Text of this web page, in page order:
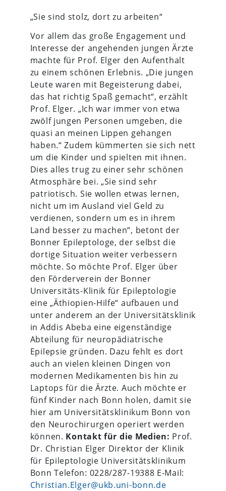
„Sie sind stolz, dort zu arbeiten“
Vor allem das große Engagement und
Interesse der angehenden jungen Ärzte
machte für Prof. Elger den Aufenthalt
zu einem schönen Erlebnis. „Die jungen
Leute waren mit Begeisterung dabei,
das hat richtig Spaß gemacht“, erzählt
Prof. Elger. „Ich war immer von etwa
zwölf jungen Personen umgeben, die
quasi an meinen Lippen gehangen
haben.“ Zudem kümmerten sie sich nett
um die Kinder und spielten mit ihnen.
Dies alles trug zu einer sehr schönen
Atmosphäre bei. „Sie sind sehr
patriotisch. Sie wollen etwas lernen,
nicht um im Ausland viel Geld zu
verdienen, sondern um es in ihrem
Land besser zu machen“, betont der
Bonner Epileptologe, der selbst die
dortige Situation weiter verbessern
möchte. So möchte Prof. Elger über
den Förderverein der Bonner
Universitäts-Klinik für Epileptologie
eine „Äthiopien-Hilfe“ aufbauen und
unter anderem an der Universitätsklinik
in Addis Abeba eine eigenständige
Abteilung für neuropädiatrische
Epilepsie gründen. Dazu fehlt es dort
auch an vielen kleinen Dingen von
modernen Medikamenten bis hin zu
Laptops für die Ärzte. Auch möchte er
fünf Kinder nach Bonn holen, damit sie
hier am Universitätsklinikum Bonn von
den Neurochirurgen operiert werden
können. Kontakt für die Medien: Prof.
Dr. Christian Elger Direktor der Klinik
für Epileptologie Universitätsklinikum
Bonn Telefon: 0228/287-19388 E-Mail:
Christian.Elger@ukb.uni-bonn.de